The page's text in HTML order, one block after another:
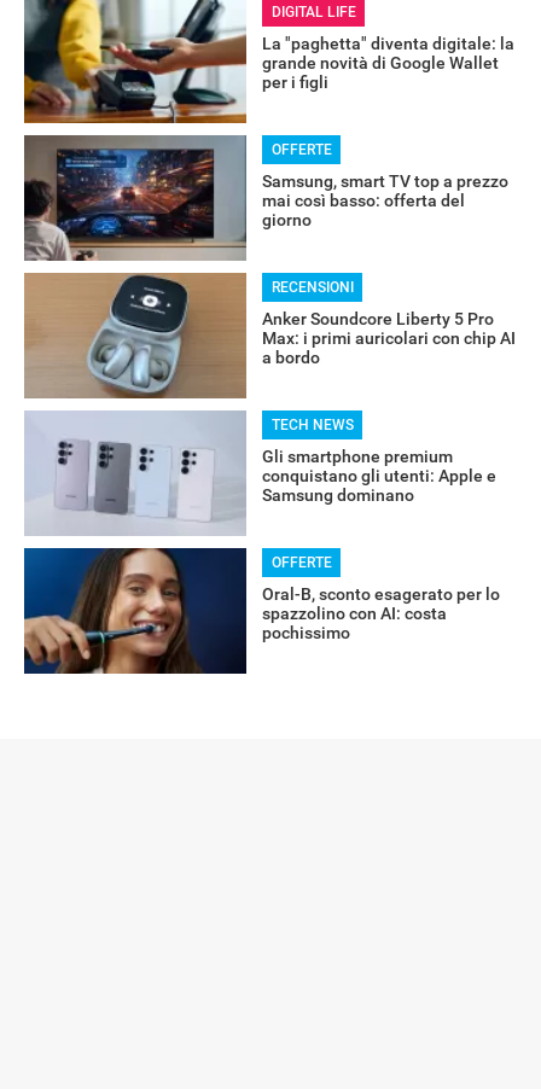
RECENSIONI
DIGITAL LIFE
La "paghetta" diventa digitale: la
grande novità di Google Wallet
per i figli
OFFERTE
Samsung, smart TV top a prezzo
mai così basso: offerta del
giorno
RECENSIONI
Anker Soundcore Liberty 5 Pro
Max: i primi auricolari con chip AI
a bordo
TECH NEWS
Gli smartphone premium
conquistano gli utenti: Apple e
Samsung dominano
OFFERTE
Oral-B, sconto esagerato per lo
spazzolino con AI: costa
pochissimo